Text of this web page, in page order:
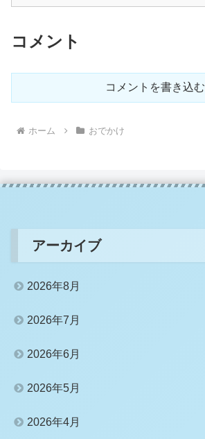
コメント
コメントを書き込む
ホーム おでかけ
アーカイブ
2026年8月
2026年7月
2026年6月
2026年5月
2026年4月